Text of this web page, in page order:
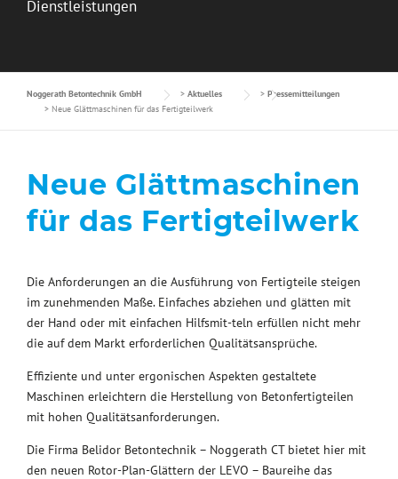
Dienstleistungen
Noggerath Betontechnik GmbH > Aktuelles > Pressemitteilungen
> Neue Glättmaschinen für das Fertigteilwerk
Neue Glättmaschinen
für das Fertigteilwerk
Die Anforderungen an die Ausführung von Fertigteile steigen
im zunehmenden Maße. Einfaches abziehen und glätten mit
der Hand oder mit einfachen Hilfsmit-teln erfüllen nicht mehr
die auf dem Markt erforderlichen Qualitätsansprüche.
Effiziente und unter ergonischen Aspekten gestaltete
Maschinen erleichtern die Herstellung von Betonfertigteilen
mit hohen Qualitätsanforderungen.
Die Firma Belidor Betontechnik – Noggerath CT bietet hier mit
den neuen Rotor-Plan-Glättern der LEVO – Baureihe das